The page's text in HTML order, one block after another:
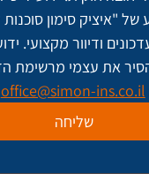
office@simon-ins.co.il
שליחה